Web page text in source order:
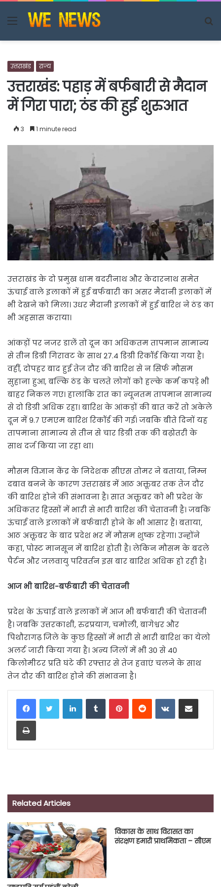
Menu
उत्तराखंड राज्य
उत्तराखंड: पहाड़ में बर्फबारी से मैदान
में गिरा पारा; ठंड की हुई शुरुआत
3 1 minute read
उत्तराखंड के दो प्रमुख धाम बदरीनाथ और केदारनाथ समेत
ऊंचाई वाले इलाकों में हुई बर्फबारी का असर मैदानी इलाकों में
भी देखने को मिला। उधर मैदानी इलाकों में हुई बारिश ने ठंड का
भी अहसास कराया।
आंकड़ों पर नजर डालें तो दून का अधिकतम तापमान सामान्य
से तीन डिग्री गिरावट के साथ 27.4 डिग्री रिकॉर्ड किया गया है।
वहीं, दोपहर बाद हुई तेज दौर की बारिश से न सिर्फ मौसम
सुहाना हुआ, बल्कि ठंड के चलते लोगों को हल्के कर्म कपड़े भी
बाहर निकल गए। हालांकि रात का न्यूनतम तापमान सामान्य
से दो डिग्री अधिक रहा। बारिश के आंकड़ों की बात करें तो अकेले
दून में 9.7 एमएम बारिश रिकॉर्ड की गई। जबकि बीते दिनों यह
तापमाना सामान्य से तीन से चार डिग्री तक की बढ़ोतरी के
साथ दर्ज किया जा रहा था।
मौसम विज्ञान केंद्र के निदेशक सीएस तोमर ने बताया, निम्न
दबाव बनने के कारण उत्तराखंड में आठ अक्तूबर तक तेज दौर
की बारिश होने की संभावना है। सात अक्तूबर को भी प्रदेश के
अधिकतर हिस्साें में भारी से भारी बारिश की चेतावनी है। जबकि
ऊंचाई वाले इलाकों में बर्फबारी होने के भी आसार हैं। बताया,
आठ अक्तूबर के बाद प्रदेश भर में मौसम शुष्क रहेगा। उन्होंने
कहा, पोस्ट मानसून में बारिश होती है। लेकिन मौसम के बदले
पैर्टन और जलवायु परिवर्तन इस बार बारिश अधिक हो रही है।
आज भी बारिश-बर्फबारी की चेतावनी
प्रदेश के ऊंचाई वाले इलाकों में आज भी बर्फबारी की चेतावनी
है। जबकि उत्तरकाशी, रुद्रप्रयाग, चमोली, बागेश्वर और
पिथौरागढ़ जिले के कुछ हिस्सों में भारी से भारी बारिश का येलो
अलर्ट जारी किया गया है। अन्य जिलों में भी 30 से 40
किलोमीटर प्रति घंटे की रफ्तार से तेज हवाएं चलने के साथ
तेज दौर की बारिश होने की संभावना है।
LinkedInTumblrPinterestReddit VKontakteShare via Email
Print
Related Articles
विकास के साथ विरासत का
संरक्षण हमारी प्राथमिकता – सीएम